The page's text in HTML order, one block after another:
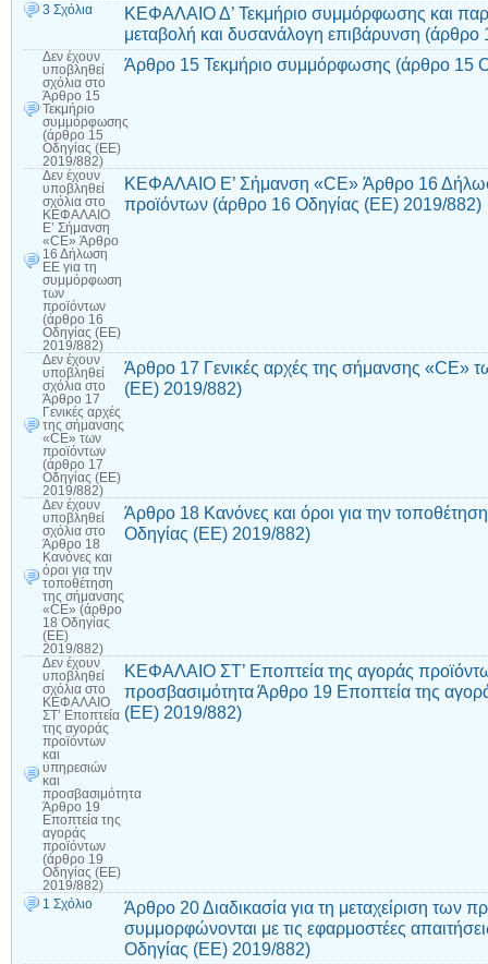
3 Σχόλια
ΚΕΦΑΛΑΙΟ Δ’ Τεκμήριο συμμόρφωσης και
μεταβολή και δυσανάλογη επιβάρυνση
Δεν έχουν
υποβληθεί
σχόλια στο
Άρθρο 15
Τεκμήριο
συμμόρφωσης
(άρθρο 15
Οδηγίας (ΕΕ)
2019/882)
Άρθρο 15 Τεκμήριο συμμόρφωσης (άρθρο 15
Δεν έχουν
υποβληθεί
σχόλια στο
ΚΕΦΑΛΑΙΟ
Ε’ Σήμανση
«CE» Άρθρο
16 Δήλωση
ΕΕ για τη
συμμόρφωση
των
προϊόντων
(άρθρο 16
Οδηγίας (ΕΕ)
2019/882)
ΚΕΦΑΛΑΙΟ Ε’ Σήμανση «CE» Άρθρο 16
προϊόντων (άρθρο 16 Οδηγίας (ΕΕ) 2019/882)
Δεν έχουν
υποβληθεί
σχόλια στο
Άρθρο 17
Γενικές αρχές
της σήμανσης
«CE» των
προϊόντων
(άρθρο 17
Οδηγίας (ΕΕ)
2019/882)
Άρθρο 17 Γενικές αρχές της σήμανσης «CE»
(ΕΕ) 2019/882)
Δεν έχουν
υποβληθεί
σχόλια στο
Άρθρο 18
Κανόνες και
όροι για την
τοποθέτηση
της σήμανσης
«CE» (άρθρο
18 Οδηγίας
(ΕΕ)
2019/882)
Άρθρο 18 Κανόνες και όροι για την
Οδηγίας (ΕΕ) 2019/882)
Δεν έχουν
υποβληθεί
σχόλια στο
ΚΕΦΑΛΑΙΟ
ΣΤ’ Εποπτεία
της αγοράς
προϊόντων
και
υπηρεσιών
και
προσβασιμότητα
Άρθρο 19
Εποπτεία της
αγοράς
προϊόντων
(άρθρο 19
Οδηγίας (ΕΕ)
2019/882)
ΚΕΦΑΛΑΙΟ ΣΤ’ Εποπτεία της αγοράς
προσβασιμότητα Άρθρο 19 Εποπτεία της
(ΕΕ) 2019/882)
1 Σχόλιο
Άρθρο 20 Διαδικασία για τη μεταχείριση των
συμμορφώνονται με τις εφαρμοστέες
Οδηγίας (ΕΕ) 2019/882)